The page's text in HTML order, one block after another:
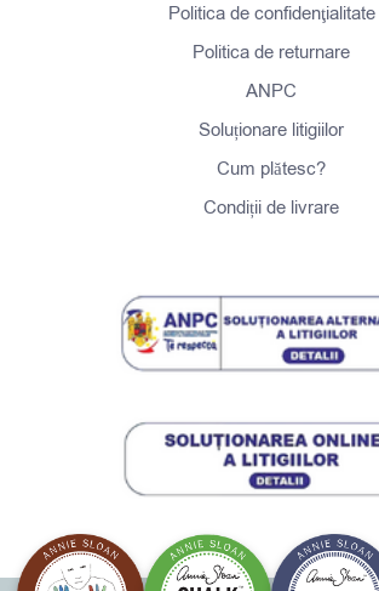
Politica de confidenţialitate
Politica de returnare
ANPC
Soluționare litigiilor
Cum plătesc?
Condiții de livrare